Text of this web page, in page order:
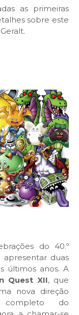
as primeiras
sobre este
do 40.º
apresentar duas
últimos anos. A
Quest XII, que
nova direção
do